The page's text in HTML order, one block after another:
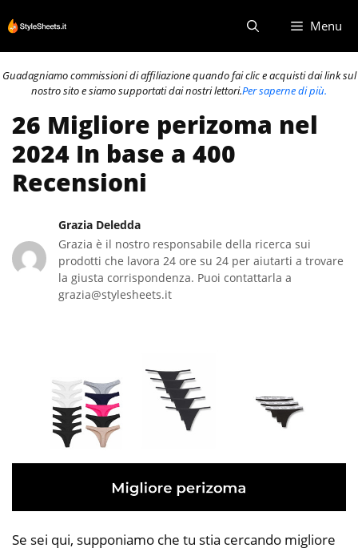
al
contenuto
Menu
Guadagniamo commissioni di affiliazione quando fai clic e acquisti dai link sul
nostro sito e siamo supportati dai nostri lettori.Per saperne di più.
26 Migliore perizoma nel
2024 In base a 400
Recensioni
Grazia Deledda
Grazia è il nostro responsabile della ricerca sui
prodotti che lavora 24 ore su 24 per aiutarti a trovare
la giusta corrispondenza. Puoi contattarla a
grazia@stylesheets.it
Se sei qui, supponiamo che tu stia cercando migliore